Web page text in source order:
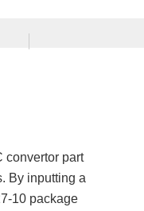
convertor part
By inputting a
10 package